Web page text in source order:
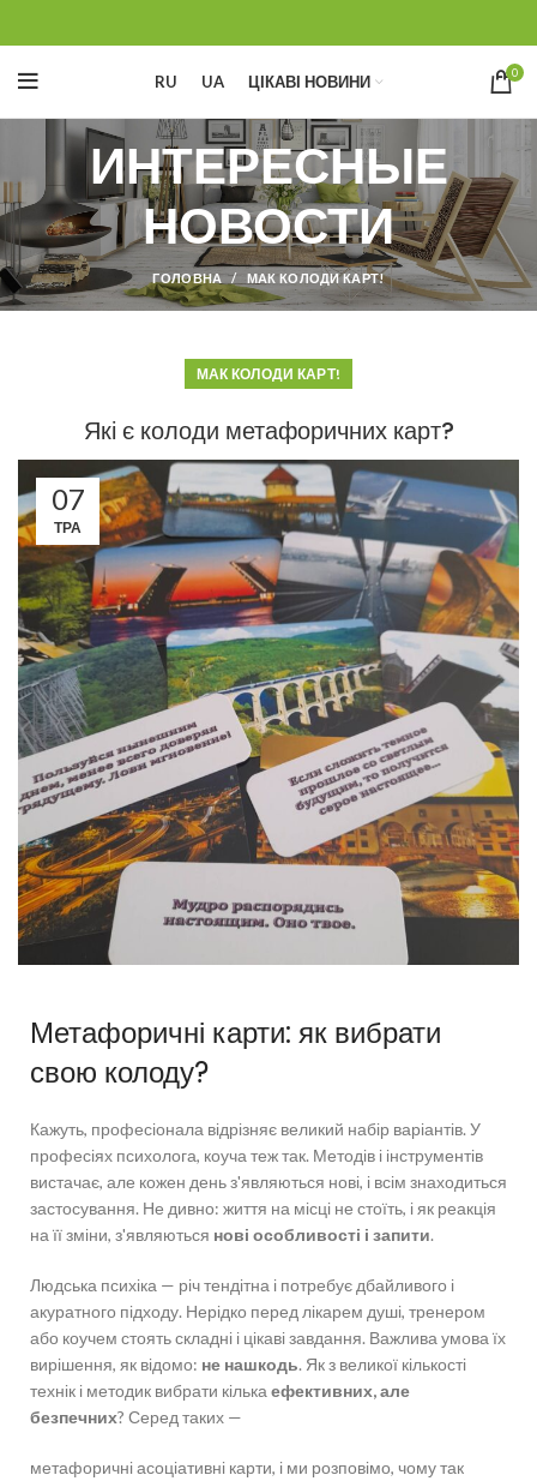
RU UA ЦІКАВІ НОВИНИ 0
ИНТЕРЕСНЫЕ
НОВОСТИ
ГОЛОВНА МАК КОЛОДИ КАРТ!
МАК КОЛОДИ КАРТ!
Які є колоди метафоричних карт?
07
ТРА
Метафоричні карти: як вибрати
свою колоду?
Кажуть, професіонала відрізняє великий набір варіантів. У
професіях психолога, коуча теж так. Методів і інструментів
вистачає, але кожен день з'являються нові, і всім знаходиться
застосування. Не дивно: життя на місці не стоїть, і як реакція
на її зміни, з'являються нові особливості і запити.
Людська психіка — річ тендітна і потребує дбайливого і
акуратного підходу. Нерідко перед лікарем душі, тренером
або коучем стоять складні і цікаві завдання. Важлива умова їх
вирішення, як відомо: не нашкодь. Як з великої кількості
технік і методик вибрати кілька ефективних, але
безпечних? Серед таких —
метафоричні асоціативні карти, і ми розповімо, чому так